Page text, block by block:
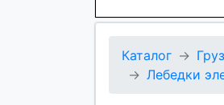
Каталог
Лебедки